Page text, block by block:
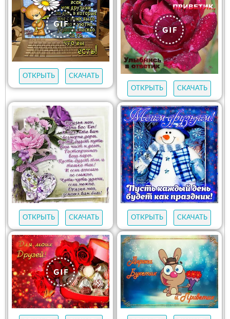
ОТКРЫТЬ
СКАЧАТЬ
ОТКРЫТЬ
СКАЧАТЬ
ОТКРЫТЬ СКАЧАТЬ ОТКРЫТЬ СКАЧАТЬ